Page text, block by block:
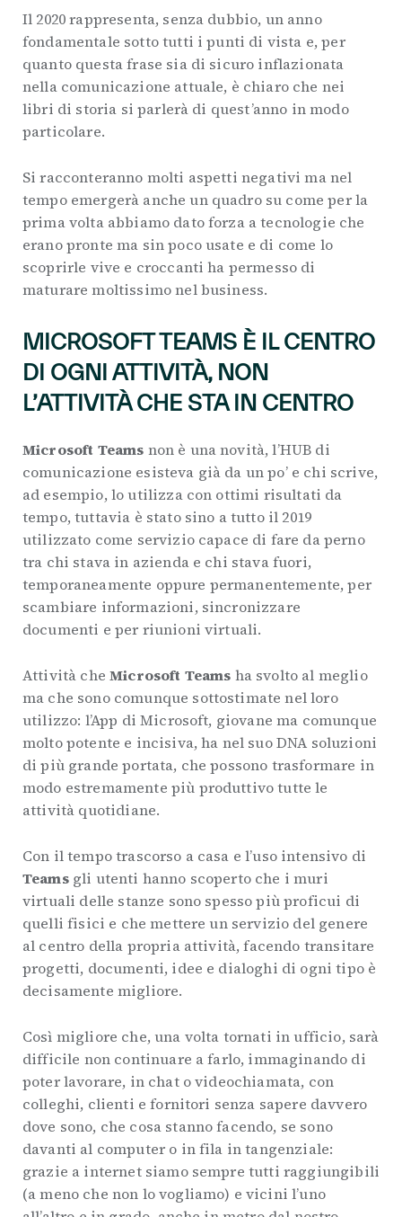
Il 2020 rappresenta, senza dubbio, un anno
fondamentale sotto tutti i punti di vista e, per
quanto questa frase sia di sicuro inflazionata
nella comunicazione attuale, è chiaro che nei
libri di storia si parlerà di quest’anno in modo
particolare.
Si racconteranno molti aspetti negativi ma nel
tempo emergerà anche un quadro su come per la
prima volta abbiamo dato forza a tecnologie che
erano pronte ma sin poco usate e di come lo
scoprirle vive e croccanti ha permesso di
maturare moltissimo nel business.
MICROSOFT TEAMS È IL CENTRO
DI OGNI ATTIVITÀ, NON
L’ATTIVITÀ CHE STA IN CENTRO
Microsoft Teams non è una novità, l’HUB di
comunicazione esisteva già da un po’ e chi scrive,
ad esempio, lo utilizza con ottimi risultati da
tempo, tuttavia è stato sino a tutto il 2019
utilizzato come servizio capace di fare da perno
tra chi stava in azienda e chi stava fuori,
temporaneamente oppure permanentemente, per
scambiare informazioni, sincronizzare
documenti e per riunioni virtuali.
Attività cheMicrosoft Teams ha svolto al meglio
ma che sono comunque sottostimate nel loro
utilizzo: l’App di Microsoft, giovane ma comunque
molto potente e incisiva, ha nel suo DNA soluzioni
di più grande portata, che possono trasformare in
modo estremamente più produttivo tutte le
attività quotidiane.
Con il tempo trascorso a casa e l’uso intensivo di
Teamsgli utenti hanno scoperto che i muri
virtuali delle stanze sono spesso più proficui di
quelli fisici e che mettere un servizio del genere
al centro della propria attività, facendo transitare
progetti, documenti, idee e dialoghi di ogni tipo è
decisamente migliore.
Così migliore che, una volta tornati in ufficio, sarà
difficile non continuare a farlo, immaginando di
poter lavorare, in chat o videochiamata, con
colleghi, clienti e fornitori senza sapere davvero
dove sono, che cosa stanno facendo, se sono
davanti al computer o in fila in tangenziale:
grazie a internet siamo sempre tutti raggiungibili
(a meno che non lo vogliamo) e vicini l’uno